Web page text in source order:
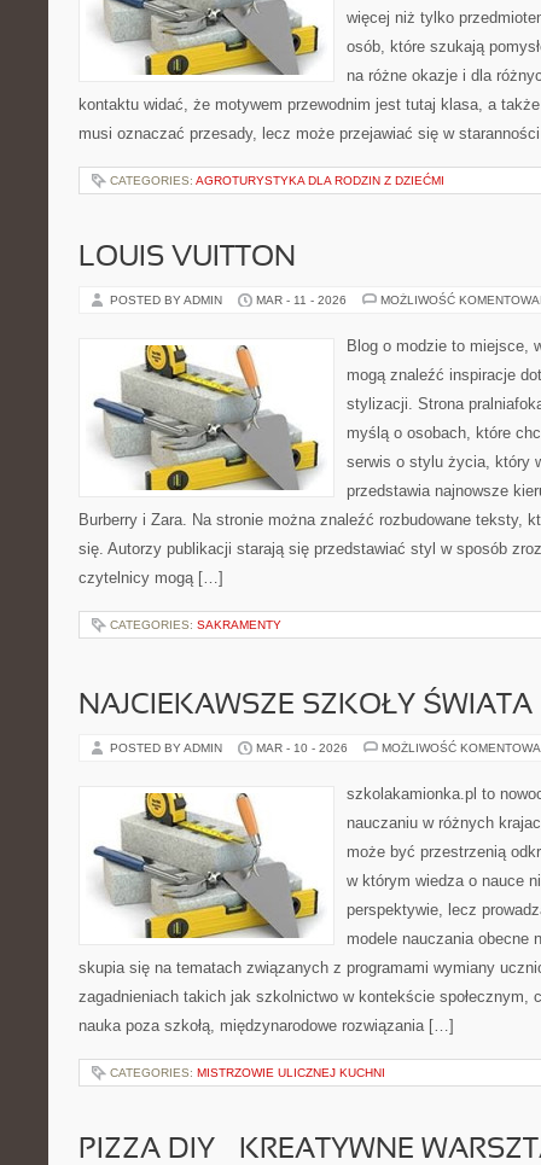
więcej niż tylko
osób, które szukają
na różne okazje i dla
kontaktu widać, że motywem przewodnim jest tutaj klasa, a
musi oznaczać przesady, lecz może przejawiać się w
CATEGORIES: AGROTURYSTYKA DLA RODZIN Z DZIEĆMI
LOUIS VUITTON
POSTED BY ADMIN MAR - 11 - 2026 MOŻLIWOŚĆ
Blog o modzie to miejsce,
mogą znaleźć inspiracje
stylizacji. Strona
myślą o osobach, które
serwis o stylu życia, który
przedstawia najnowsze
Burberry i Zara. Na stronie można znaleźć rozbudowane teksty,
się. Autorzy publikacji starają się przedstawiać styl w sposób
czytelnicy mogą […]
CATEGORIES: SAKRAMENTY
NAJCIEKAWSZE SZKOŁY ŚWIATA
POSTED BY ADMIN MAR - 10 - 2026 MOŻLIWOŚĆ
szkolakamionka.pl to
nauczaniu w różnych
może być przestrzenią
w którym wiedza o nauce
perspektywie, lecz
modele nauczania obecne
skupia się na tematach związanych z programami wymiany
zagadnieniach takich jak szkolnictwo w kontekście społecznym,
nauka poza szkołą, międzynarodowe rozwiązania […]
CATEGORIES: MISTRZOWIE ULICZNEJ KUCHNI
PIZZA DIY – KREATYWNE